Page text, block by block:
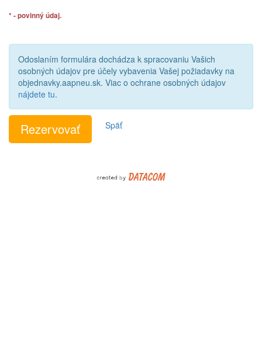
* - povinný údaj.
Odoslaním formulára dochádza k spracovaniu Vašich
osobných údajov pre účely vybavenia Vašej požiadavky na
objednavky.aapneu.sk. Viac o ochrane osobných údajov
nájdete tu.
Späť